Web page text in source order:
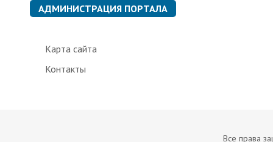
АДМИНИСТРАЦИЯ ПОРТАЛА
Карта сайта
Контакты
Все права